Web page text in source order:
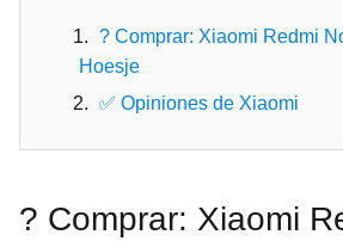
? Comprar: Xiaomi Redmi
Hoesje
✅ Opiniones de Xiaomi
? Comprar: Xiaomi